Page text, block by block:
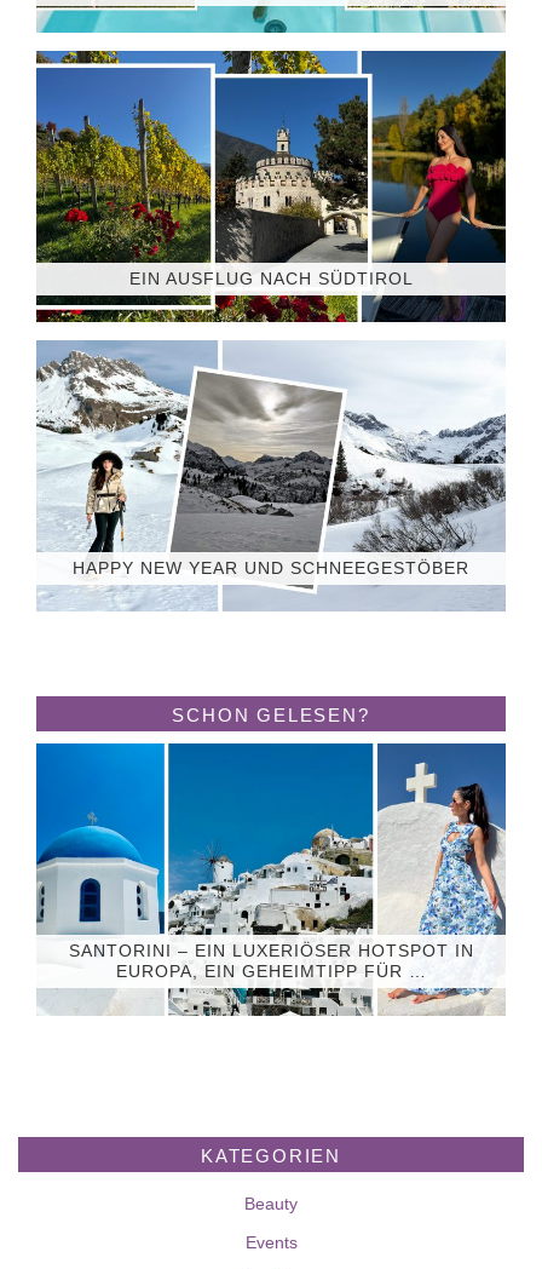
EIN AUSFLUG NACH SÜDTIROL
HAPPY NEW YEAR UND SCHNEEGESTÖBER
SCHON GELESEN?
SANTORINI – EIN LUXERIÖSER HOTSPOT IN
EUROPA, EIN GEHEIMTIPP FÜR …
KATEGORIEN
Beauty
Events